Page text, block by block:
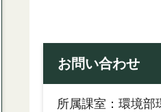
お問い合わせ
所属課室：環境部